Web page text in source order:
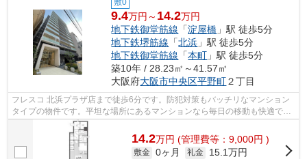
9.4万円～ 14.2万円
地下鉄御堂筋線 「淀屋橋 」駅 徒歩5分
地下鉄堺筋線 「北浜 」駅 徒歩5分
地下鉄御堂筋線 「本町 」駅 徒歩5分
築10年 / 28.23㎡～41.57㎡
大阪府大阪市中央区平野町２丁目
フレスコ 北浜プラザ店まで徒歩6分です。防犯対策もバッチリなマンション
タイプの物件です。平坦な場所にあるマンションなら毎日の移動も快適で
す。外観タイル張りを採用し、素敵な見...
14.2万円 (管理費等：9,000円 )
敷金 0ヶ月 礼金
15.1万円